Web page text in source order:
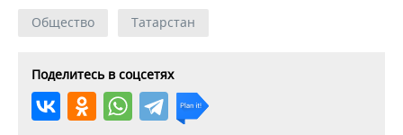
Общество Татарстан
Поделитесь в соцсетях